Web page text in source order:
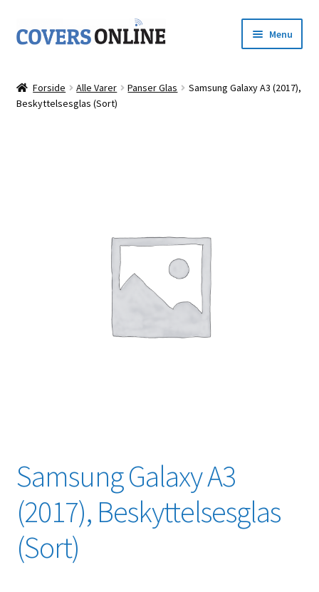
Spring
til
Spring
til
Menu
Shop
Forside Alle Varer Panser Glas
Samsung Galaxy A3 (2017),
Beskyttelsesglas (Sort)
Samsung Galaxy A3
(2017), Beskyttelsesglas
(Sort)